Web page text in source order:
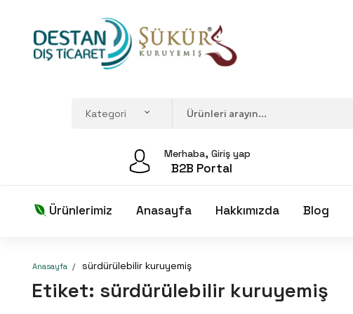
Merhaba, Giriş yap
B2B Portal
Ürünlerimiz Anasayfa Hakkımızda Blog
Anasayfa sürdürülebilir kuruyemiş
Etiket: sürdürülebilir kuruyemiş